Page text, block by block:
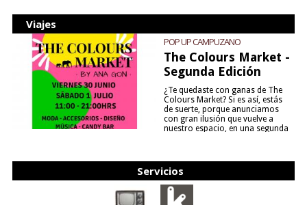
Viajes
POP UP CAMPUZANO
The Colours Market -
Segunda Edición
¿Te quedaste con ganas de The
Colours Market? Si es así, estás
de suerte, porque anunciamos
con gran ilusión que vuelve a
nuestro espacio, en una segunda
Servicios